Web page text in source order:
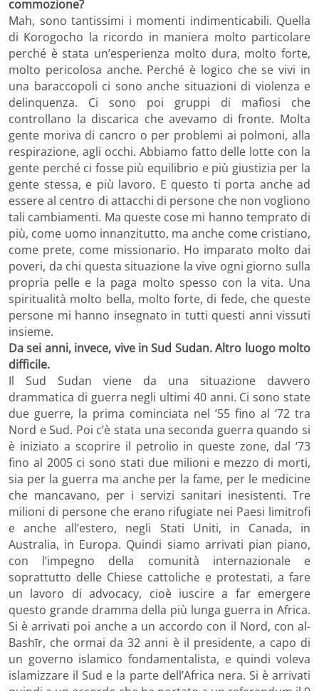
commozione?
Mah, sono tantissimi i momenti indimenticabili. Quella
di Korogocho la ricordo in maniera molto particolare
perché è stata un’esperienza molto dura, molto forte,
molto pericolosa anche. Perché è logico che se vivi in
una baraccopoli ci sono anche situazioni di violenza e
delinquenza. Ci sono poi gruppi di mafiosi che
controllano la discarica che avevamo di fronte. Molta
gente moriva di cancro o per problemi ai polmoni, alla
respirazione, agli occhi. Abbiamo fatto delle lotte con la
gente perché ci fosse più equilibrio e più giustizia per la
gente stessa, e più lavoro. E questo ti porta anche ad
essere al centro di attacchi di persone che non vogliono
tali cambiamenti. Ma queste cose mi hanno temprato di
più, come uomo innanzitutto, ma anche come cristiano,
come prete, come missionario. Ho imparato molto dai
poveri, da chi questa situazione la vive ogni giorno sulla
propria pelle e la paga molto spesso con la vita. Una
spiritualità molto bella, molto forte, di fede, che queste
persone mi hanno insegnato in tutti questi anni vissuti
insieme.
Da sei anni, invece, vive in Sud Sudan. Altro luogo molto
difficile.
Il Sud Sudan viene da una situazione davvero
drammatica di guerra negli ultimi 40 anni. Ci sono state
due guerre, la prima cominciata nel ‘55 fino al ‘72 tra
Nord e Sud. Poi c’è stata una seconda guerra quando si
è iniziato a scoprire il petrolio in queste zone, dal ‘73
fino al 2005 ci sono stati due milioni e mezzo di morti,
sia per la guerra ma anche per la fame, per le medicine
che mancavano, per i servizi sanitari inesistenti. Tre
milioni di persone che erano rifugiate nei Paesi limitrofi
e anche all’estero, negli Stati Uniti, in Canada, in
Australia, in Europa. Quindi siamo arrivati pian piano,
con l’impegno della comunità internazionale e
soprattutto delle Chiese cattoliche e protestati, a fare
un lavoro di advocacy, cioè iuscire a far emergere
questo grande dramma della più lunga guerra in Africa.
Si è arrivati poi anche a un accordo con il Nord, con al-
Bashīr, che ormai da 32 anni è il presidente, a capo di
un governo islamico fondamentalista, e quindi voleva
islamizzare il Sud e la parte dell’Africa nera. Si è arrivati